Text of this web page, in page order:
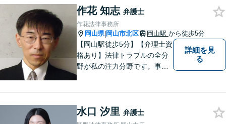
んなささいなことでも構いま
せん。お気軽にご相談くださ
い。【土曜日も受付可能】
【専用駐車場あり】
作花 知志 弁護士
作花法律事務所
岡山県|岡山市北区 岡山駅 から徒歩5分
【岡山駅徒歩5分】【弁理士資
格あり】法律トラブルの全分
野が私の注力分野です。事務
ラス対応】【後払い対応】
【日弁連国際人権問題委員会
詳細を見
る
水口 汐里 弁護士